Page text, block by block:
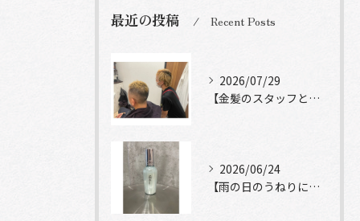
最近の投稿 Recent Posts
2026/07/29
【金髪のスタッフと常連様ショット】
2026/06/24
【雨の日のうねりにストレートロック】